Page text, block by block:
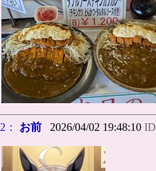
2： お前 2026/04/02 19:48:10